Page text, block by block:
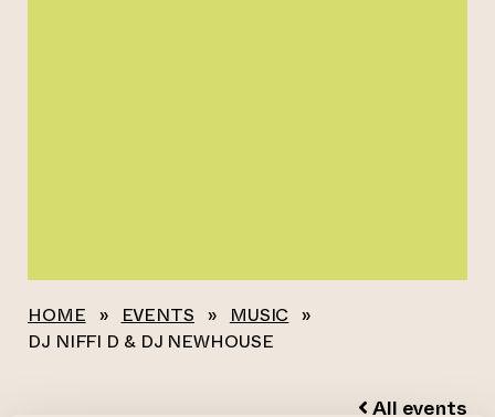
HOME » EVENTS » MUSIC »
DJ NIFFI D & DJ NEWHOUSE
All events